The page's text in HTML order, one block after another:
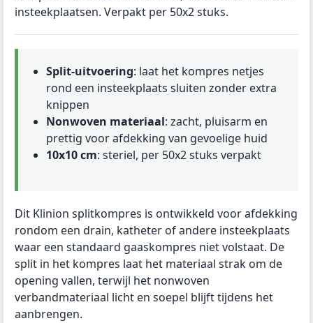
insteekplaatsen. Verpakt per 50x2 stuks.
Split-uitvoering: laat het kompres netjes
rond een insteekplaats sluiten zonder extra
knippen
Nonwoven materiaal: zacht, pluisarm en
prettig voor afdekking van gevoelige huid
10x10 cm: steriel, per 50x2 stuks verpakt
Dit Klinion splitkompres is ontwikkeld voor afdekking
rondom een drain, katheter of andere insteekplaats
waar een standaard gaaskompres niet volstaat. De
split in het kompres laat het materiaal strak om de
opening vallen, terwijl het nonwoven
verbandmateriaal licht en soepel blijft tijdens het
aanbrengen.